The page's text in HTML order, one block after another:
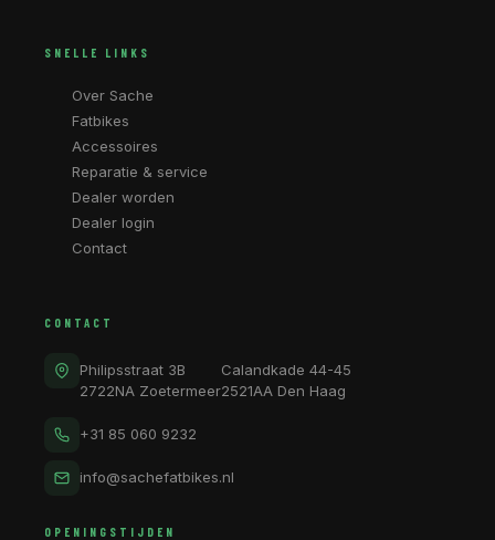
SNELLE LINKS
Over Sache
Fatbikes
Accessoires
Reparatie & service
Dealer worden
Dealer login
Contact
CONTACT
Philipsstraat 3B
2722NA Zoetermeer
Calandkade 44-45
2521AA Den Haag
+31 85 060 9232
info@sachefatbikes.nl
OPENINGSTIJDEN